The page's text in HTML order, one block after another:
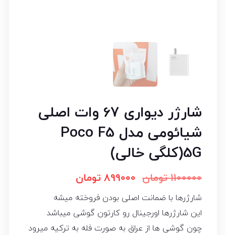
شارژر دیواری 67 وات اصلی
شیائومی مدل Poco F5
5G(کلگی خالی)
1100000 تومان 899000 تومان
شارژرها با ضمانت اصلی بودن فروخته میشه
این شارژرها اورجینال رو کارتون گوشی میباشد
چون گوشی ها از عراق به صورت فله به ترکیه میرود